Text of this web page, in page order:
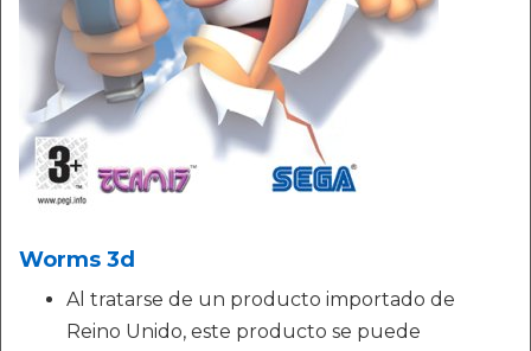
Worms 3d
Al tratarse de un producto importado de
Reino Unido, este producto se puede